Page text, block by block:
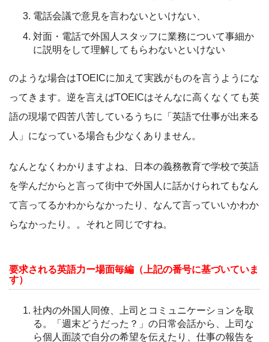
電話会議で意見を言わないといけない、
対面・電話で外国人スタッフに業務について事細か
に説明をして理解してもらわないといけない
のような場合はTOEICに加えて実践がものを言うようにな
ってきます。逆を言えばTOEICはそんなに高くなくても英
語の現場で四苦八苦しているうちに「英語で仕事が出来る
人」になっている場合も少なくありません。
なんとなくわかりますよね、日本の義務教育で学校で英語
を学んだからと言って街中で外国人に話かけられてもなん
て言ってるかわからなかったり、なんて言っていいかわか
らなかったり。。それと同じですね。
要求される英語力ー場面毎編（上記の番号に基づいていま
す）
社内の外国人同僚、上司とコミュニケーションを取
る。「週末どうだった？」の日常会話から、上司な
ら個人面談で自分の希望を伝えたり、仕事の報告を